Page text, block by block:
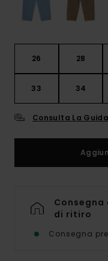
26 28
33 34
Consulta La
Consegna
di ritiro
Consegna